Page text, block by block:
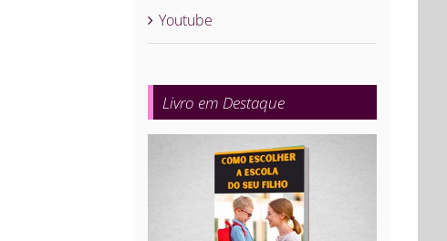
Youtube
Livro em Destaque